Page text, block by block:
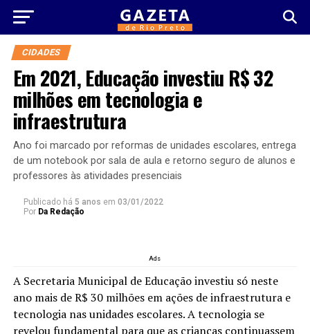
CIDADES
Em 2021, Educação investiu R$ 32
milhões em tecnologia e
infraestrutura
Ano foi marcado por reformas de unidades escolares, entrega
de um notebook por sala de aula e retorno seguro de alunos e
professores às atividades presenciais
Publicado há 5 anos em 03/01/2022
Por Da Redação
Ads
A Secretaria Municipal de Educação investiu só neste
ano mais de R$ 30 milhões em ações de infraestrutura e
tecnologia nas unidades escolares. A tecnologia se
revelou fundamental para que as crianças continuassem